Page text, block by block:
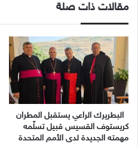
مقالات ذات صلة
البطريرك الراعي يستقبل المطران
كريستوف القسيس قبيل تسلّمه
مهمته الجديدة لدى الأمم المتحدة